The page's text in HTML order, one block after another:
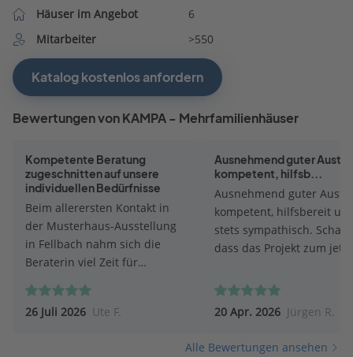
Häuser im Angebot
6
Mitarbeiter
>550
Katalog kostenlos anfordern
Bewertungen von KAMPA - Mehrfamilienhäuser
Kompetente Beratung
zugeschnitten auf unsere
individuellen Bedürfnisse
Beim allerersten Kontakt in
der Musterhaus-Ausstellung
in Fellbach nahm sich die
Beraterin viel Zeit für
zweiter Termin unter
Einbeziehung der
26 Juli 2026 Ute F.
Ausnehmend guter
kompetent, hilfsb...
Ausnehmend guter
kompetent, hilfsbereit
stets sympathisch.
dass das Projekt zum
werden kann.
20 Apr. 2026 Jürgen R.
Alle Bewertungen ansehen